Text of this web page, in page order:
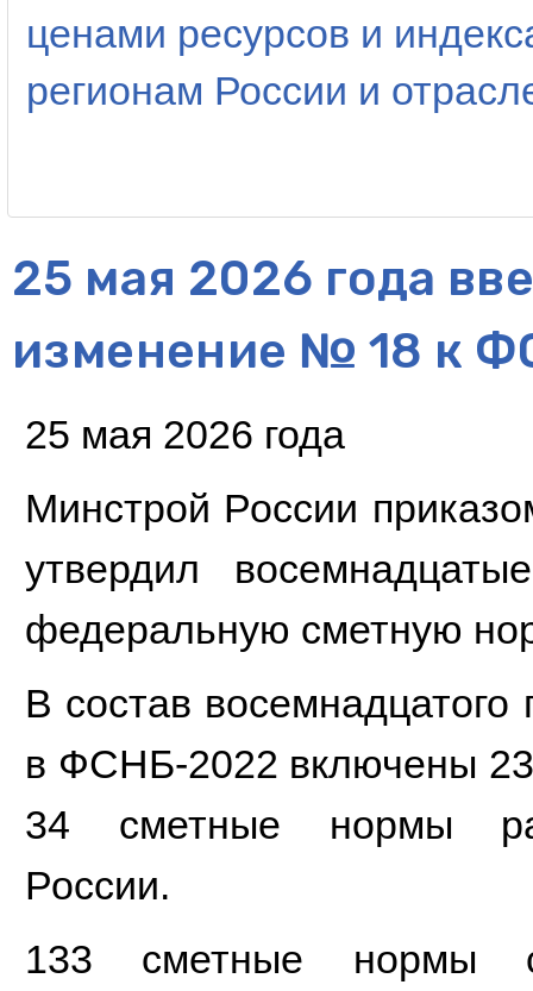
ценами ресурсов и
регионам России и
25 мая 2026 года
изменение № 18 к
25 мая 2026 года
Минстрой России
утвердил
федеральную сметную
В состав
в ФСНБ-2022 включены
34 сметные нормы
России.
133 сметные нормы